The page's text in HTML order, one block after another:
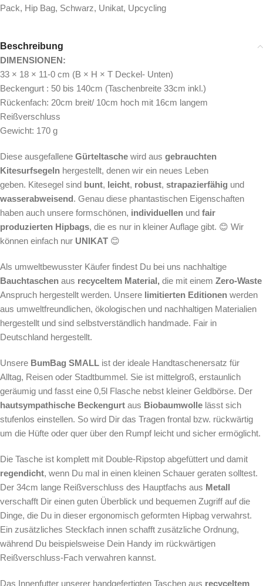
Pack, Hip Bag, Schwarz, Unikat, Upcycling
Beschreibung
DIMENSIONEN:
33 × 18 × 11-0 cm (B × H × T Deckel- Unten)
Beckengurt : 50 bis 140cm (Taschenbreite 33cm inkl.)
Rückenfach: 20cm breit/ 10cm hoch mit 16cm langem
Reißverschluss
Gewicht: 170 g
Diese ausgefallene Gürteltasche wird aus gebrauchten
Kitesurfsegeln hergestellt, denen wir ein neues Leben
geben. Kitesegel sind bunt, leicht, robust, strapazierfähig und
wasserabweisend. Genau diese phantastischen Eigenschaften
haben auch unsere formschönen, individuellen und fair
produzierten Hipbags, die es nur in kleiner Auflage gibt. 😊 Wir
können einfach nur UNIKAT 😊
Als umweltbewusster Käufer findest Du bei uns nachhaltige
Bauchtaschen aus recyceltem Material, die mit einem Zero-Waste
Anspruch hergestellt werden. Unsere limitierten Editionen werden
aus umweltfreundlichen, ökologischen und nachhaltigen Materialien
hergestellt und sind selbstverständlich handmade. Fair in
Deutschland hergestellt.
Unsere BumBag SMALL ist der ideale Handtaschenersatz für
Alltag, Reisen oder Stadtbummel. Sie ist mittelgroß, erstaunlich
geräumig und fasst eine 0,5l Flasche nebst kleiner Geldbörse. Der
hautsympathische Beckengurt aus Biobaumwolle lässt sich
stufenlos einstellen. So wird Dir das Tragen frontal bzw. rückwärtig
um die Hüfte oder quer über den Rumpf leicht und sicher ermöglicht.
Die Tasche ist komplett mit Double-Ripstop abgefüttert und damit
regendicht, wenn Du mal in einen kleinen Schauer geraten solltest.
Der 34cm lange Reißverschluss des Hauptfachs aus Metall
verschafft Dir einen guten Überblick und bequemen Zugriff auf die
Dinge, die Du in dieser ergonomisch geformten Hipbag verwahrst.
Ein zusätzliches Steckfach innen schafft zusätzliche Ordnung,
während Du beispielsweise Dein Handy im rückwärtigen
Reißverschluss-Fach verwahren kannst.
Das Innenfutter unserer handgefertigten Taschen aus recyceltem